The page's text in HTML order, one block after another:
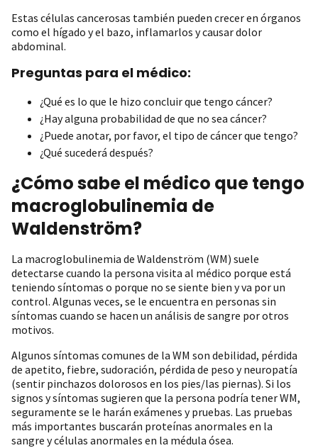
Estas células cancerosas también pueden crecer en órganos
como el hígado y el bazo, inflamarlos y causar dolor
abdominal.
Preguntas para el médico:
¿Qué es lo que le hizo concluir que tengo cáncer?
¿Hay alguna probabilidad de que no sea cáncer?
¿Puede anotar, por favor, el tipo de cáncer que tengo?
¿Qué sucederá después?
¿Cómo sabe el médico que tengo
macroglobulinemia de
Waldenström?
La macroglobulinemia de Waldenström (WM) suele
detectarse cuando la persona visita al médico porque está
teniendo síntomas o porque no se siente bien y va por un
control. Algunas veces, se le encuentra en personas sin
síntomas cuando se hacen un análisis de sangre por otros
motivos.
Algunos síntomas comunes de la WM son debilidad, pérdida
de apetito, fiebre, sudoración, pérdida de peso y neuropatía
(sentir pinchazos dolorosos en los pies/las piernas). Si los
signos y síntomas sugieren que la persona podría tener WM,
seguramente se le harán exámenes y pruebas. Las pruebas
más importantes buscarán proteínas anormales en la
sangre y células anormales en la médula ósea.